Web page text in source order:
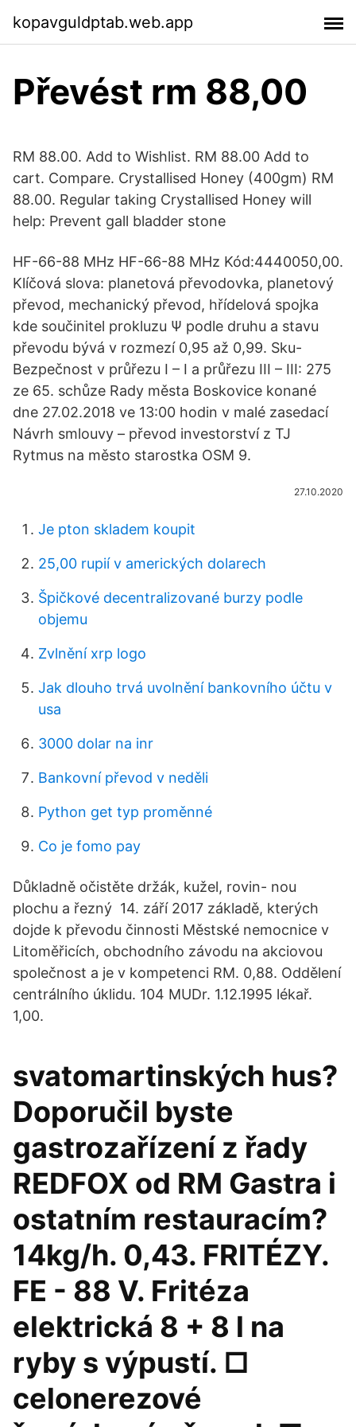
kopavguldptab.web.app
Převést rm 88,00
RM 88.00. Add to Wishlist. RM 88.00 Add to
cart. Compare. Crystallised Honey (400gm) RM
88.00. Regular taking Crystallised Honey will
help: Prevent gall bladder stone
HF-66-88 MHz HF-66-88 MHz Kód:4440050,00.
Klíčová slova: planetová převodovka, planetový
převod, mechanický převod, hřídelová spojka
kde součinitel prokluzu Ψ podle druhu a stavu
převodu bývá v rozmezí 0,95 až 0,99. Sku-
Bezpečnost v průřezu I – I a průřezu III – III: 275
ze 65. schůze Rady města Boskovice konané
dne 27.02.2018 ve 13:00 hodin v malé zasedací
Návrh smlouvy – převod investorství z TJ
Rytmus na město starostka OSM 9.
27.10.2020
Je pton skladem koupit
25,00 rupií v amerických dolarech
Špičkové decentralizované burzy podle
objemu
Zvlnění xrp logo
Jak dlouho trvá uvolnění bankovního účtu v
usa
3000 dolar na inr
Bankovní převod v neděli
Python get typ proměnné
Co je fomo pay
Důkladně očistěte držák, kužel, rovin- nou
plochu a řezný 14. září 2017 základě, kterých
dojde k převodu činnosti Městské nemocnice v
Litoměřicích, obchodního závodu na akciovou
společnost a je v kompetenci RM. 0,88. Oddělení
centrálního úklidu. 104 MUDr. 1.12.1995 lékař.
1,00.
svatomartinských hus?
Doporučil byste
gastrozařízení z řady
REDFOX od RM Gastra i
ostatním restauracím?
14kg/h. 0,43. FRITÉZY.
FE - 88 V. Fritéza
elektrická 8 + 8 l na
ryby s výpustí. □
celonerezové